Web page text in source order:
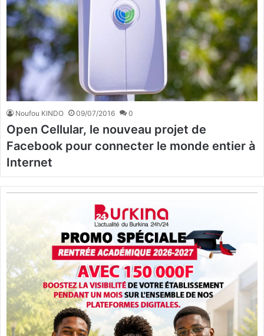
Noufou KINDO 09/07/2016 0
Open Cellular, le nouveau projet de
Facebook pour connecter le monde entier à
Internet